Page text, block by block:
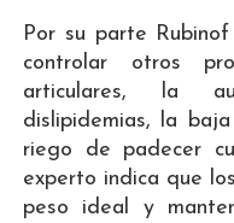
Por su parte
controlar otros
articulares, la
dislipidemias, la
riego de padecer
experto indica que
peso ideal y